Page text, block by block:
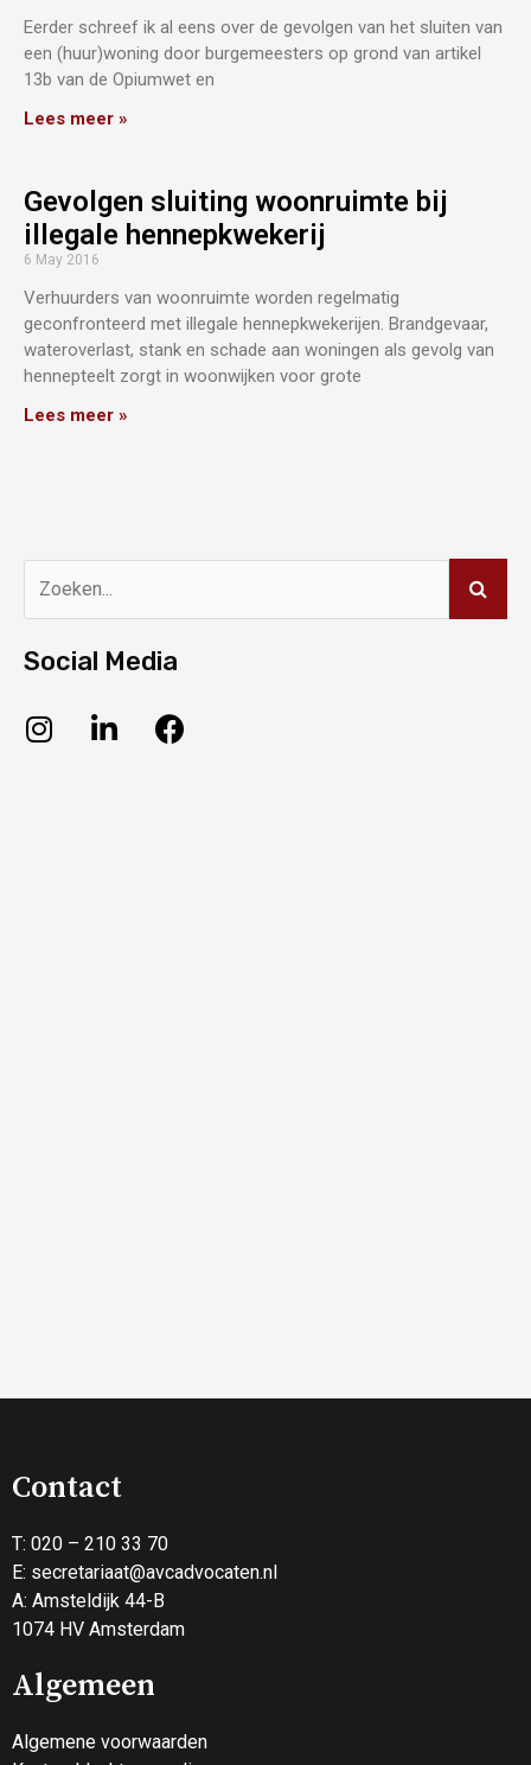
Eerder schreef ik al eens over de gevolgen van het sluiten van
een (huur)woning door burgemeesters op grond van artikel
13b van de Opiumwet en
Lees meer »
Gevolgen sluiting woonruimte bij
illegale hennepkwekerij
6 May 2016
Verhuurders van woonruimte worden regelmatig
geconfronteerd met illegale hennepkwekerijen. Brandgevaar,
wateroverlast, stank en schade aan woningen als gevolg van
hennepteelt zorgt in woonwijken voor grote
Lees meer »
Social Media
Contact
T: 020 – 210 33 70
E: secretariaat@avcadvocaten.nl
A: Amsteldijk 44-B
1074 HV Amsterdam
Algemeen
Algemene voorwaarden